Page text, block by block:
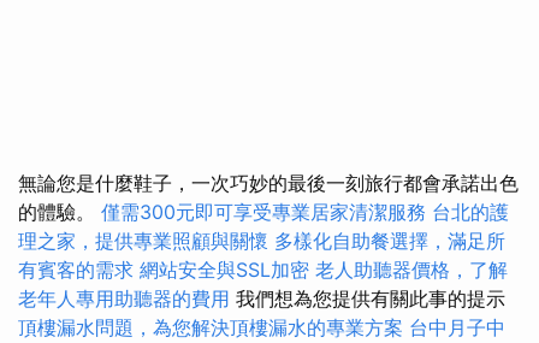
無論您是什麼鞋子，一次巧妙的最後一刻旅行都會承諾出色
的體驗。 僅需300元即可享受專業居家清潔服務 台北的護
理之家，提供專業照顧與關懷 多樣化自助餐選擇，滿足所
有賓客的需求 網站安全與SSL加密 老人助聽器價格，了解
老年人專用助聽器的費用 我們想為您提供有關此事的提示
頂樓漏水問題，為您解決頂樓漏水的專業方案 台中月子中